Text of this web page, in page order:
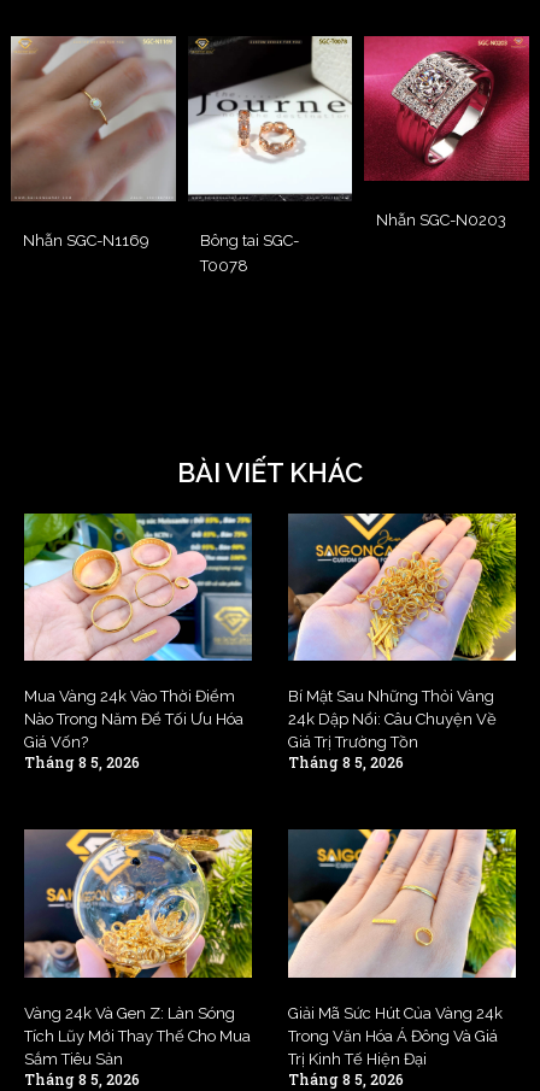
Nhẫn SGC-N1169
Bông tai SGC-
T0078
Nhẫn SGC-N0203
BÀI VIẾT KHÁC
Mua Vàng 24k Vào Thời Điểm
Nào Trong Năm Để Tối Ưu Hóa
Giá Vốn?
Tháng 8 5, 2026
Bí Mật Sau Những Thỏi Vàng
24k Dập Nổi: Câu Chuyện Về
Giá Trị Trường Tồn
Tháng 8 5, 2026
Vàng 24k Và Gen Z: Làn Sóng
Tích Lũy Mới Thay Thế Cho Mua
Sắm Tiêu Sản
Tháng 8 5, 2026
Giải Mã Sức Hút Của Vàng 24k
Trong Văn Hóa Á Đông Và Giá
Trị Kinh Tế Hiện Đại
Tháng 8 5, 2026